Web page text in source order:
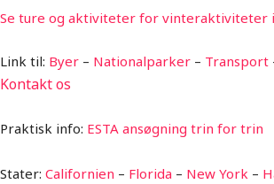
Se ture og aktiviteter for vinteraktiviteter
Link til: Byer – Nationalparker – Transport
Kontaktos
Praktisk info: ESTA ansøgning trin for trin
Stater: Californien – Florida – New York –